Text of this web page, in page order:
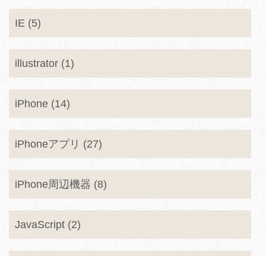
IE (5)
illustrator (1)
iPhone (14)
iPhoneアプリ (27)
iPhone周辺機器 (8)
JavaScript (2)